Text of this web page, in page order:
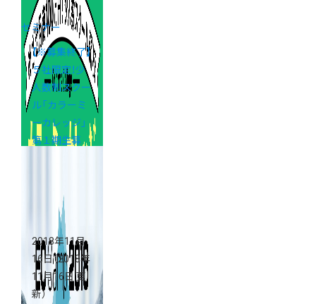
セミナー
【※募集終了】
５社限定！少
人数制スクー
ル「カラーミ
ーカレッジ」
第１期生募
2018年11月
16日（2018年
11月16日 更
新）